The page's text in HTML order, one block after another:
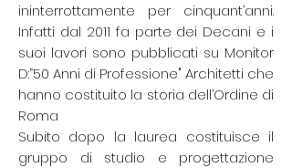
ininterrottamente per cinquant’anni.
Infatti dal 2011 fa parte dei Decani e i
suoi lavori sono pubblicati su Monitor
D:”50 Anni di Professione" Architetti che
hanno costituito la storia dell’Ordine di
Roma
Subito dopo la laurea costituisce il
gruppo di studio e progettazione